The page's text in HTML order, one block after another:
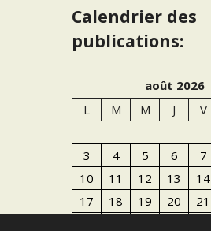
Calendrier des
publications:
août 2026
L
M M J V
3
4 5 6 7
10
11 12 13 14
17
18 19 20 21